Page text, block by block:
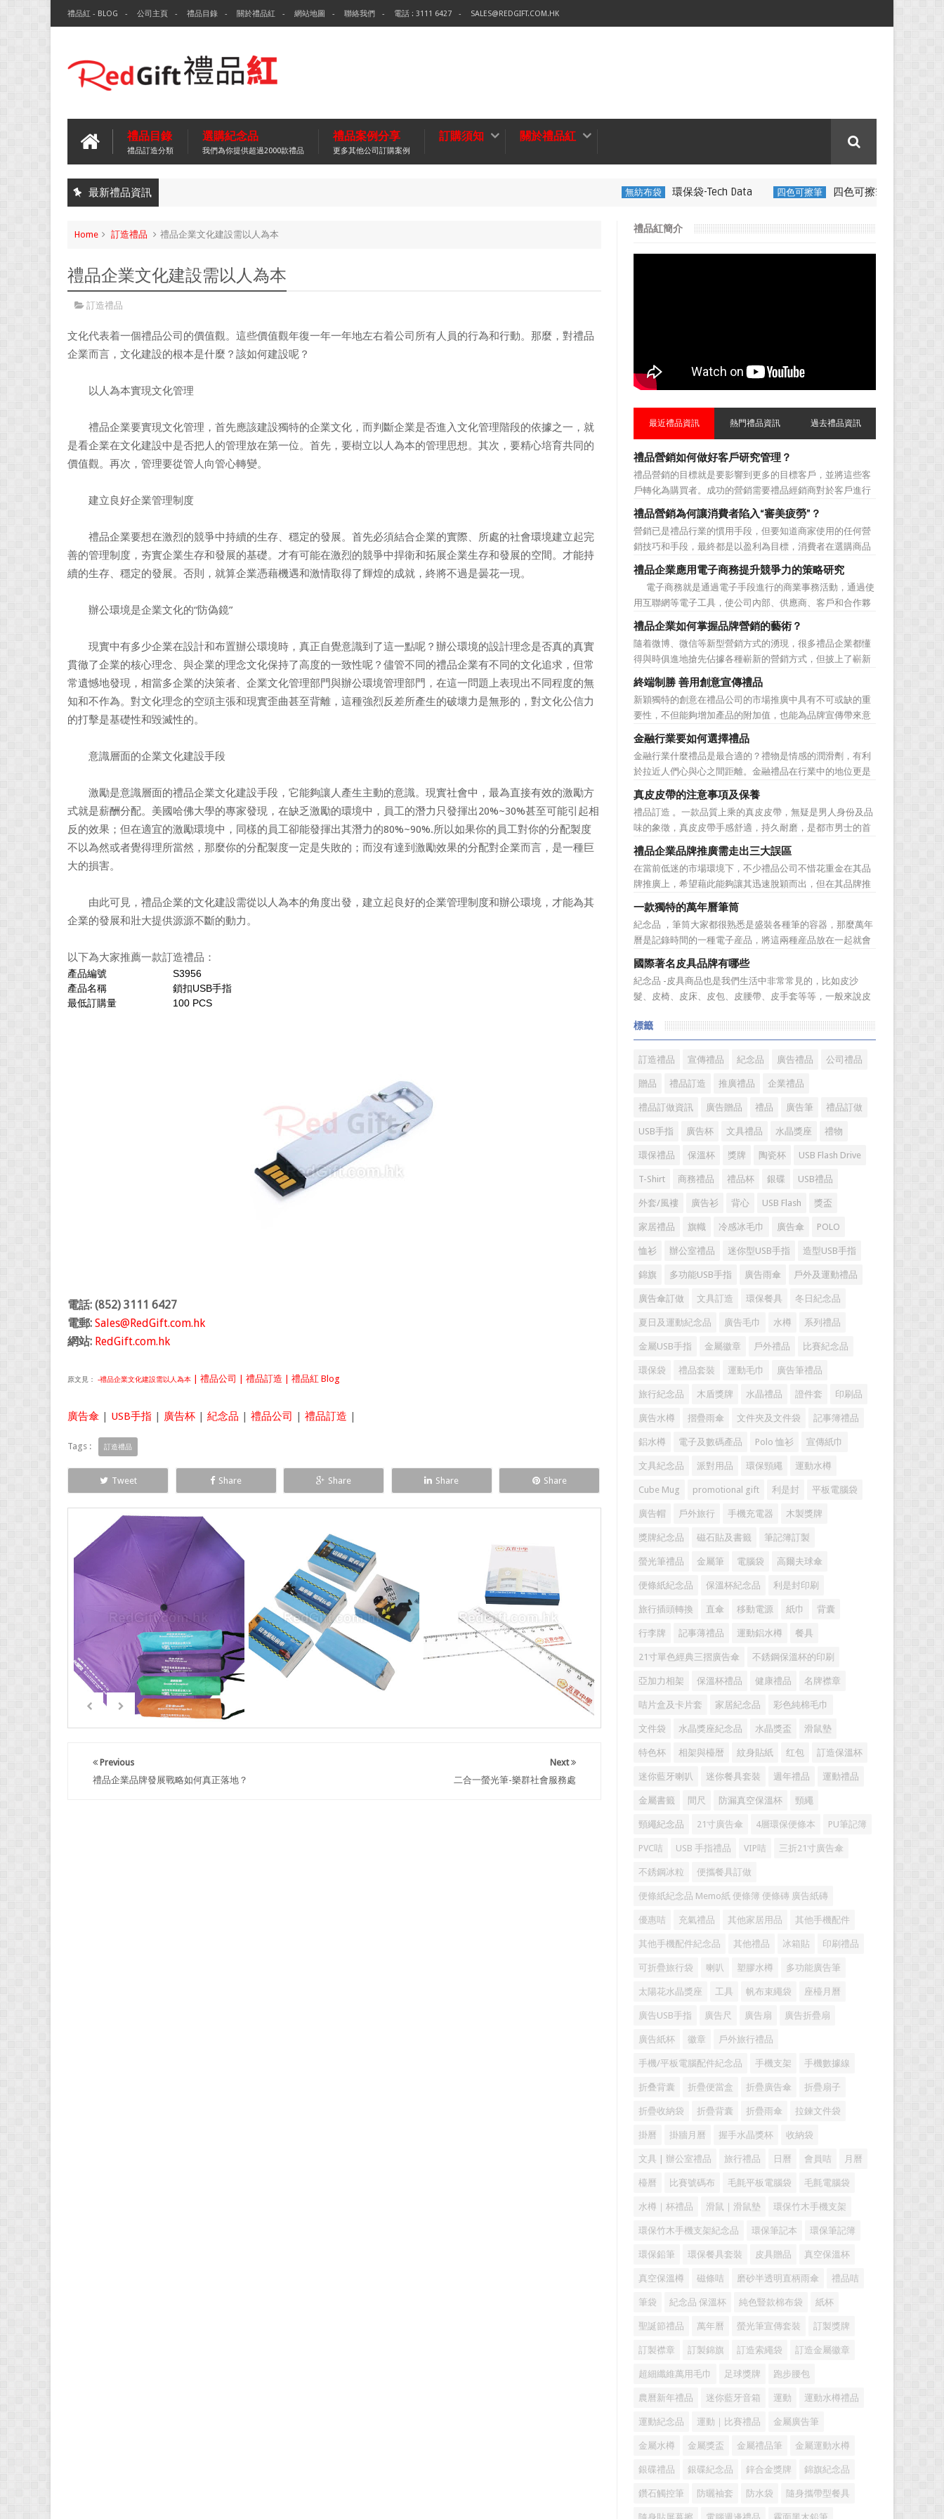
禮品紅 - BLOG 公司主頁 禮品目錄 關於禮品紅 網站地圖 聯絡我們 電話 : 3111 6427 SALES@REDGIFT.COM.HK
禮品目錄
禮品訂造分類
選購紀念品
我們為你提供超過2000款禮品
禮品案例分享
更多其他公司訂購案例
訂購須知 關於禮品紅
最新禮品資訊 環保袋-Tech Data 四色可擦筆 四色可擦筆-百通電纜 350ML 折疊矽膠
Home 訂造禮品 禮品企業文化建設需以人為本
禮品企業文化建設需以人為本
訂造禮品
文化代表着一個禮品公司的價值觀。這些價值觀年復一年一年地左右着公司所有人員的行為和行動。那麼，對禮品
企業而言，文化建設的根本是什麼？該如何建設呢？
以人為本實現文化管理
禮品企業要實現文化管理，首先應該建設獨特的企業文化，而判斷企業是否進入文化管理階段的依據之一，就
是看企業在文化建設中是否把人的管理放在第一位。首先，要樹立以人為本的管理思想。其次，要精心培育共同的
價值觀。再次，管理要從管人向管心轉變。
建立良好企業管理制度
禮品企業要想在激烈的競爭中持續的生存、穩定的發展。首先必須結合企業的實際、所處的社會環境建立起完
善的管理制度，夯實企業生存和發展的基礎。才有可能在激烈的競爭中捍衛和拓展企業生存和發展的空間。才能持
續的生存、穩定的發展。否則，就算企業憑藉機遇和激情取得了輝煌的成就，終將不過是曇花一現。
辦公環境是企業文化的“防偽鏡”
現實中有多少企業在設計和布置辦公環境時，真正自覺意識到了這一點呢？辦公環境的設計理念是否真的真實
貫徹了企業的核心理念、與企業的理念文化保持了高度的一致性呢？儘管不同的禮品企業有不同的文化追求，但常
常遺憾地發現，相當多企業的決策者、企業文化管理部門與辦公環境管理部門，在這一問題上表現出不同程度的無
知和不作為。對文化理念的空頭主張和現實歪曲甚至背離，這種強烈反差所產生的破壞力是無形的，對文化公信力
的打擊是基礎性和毀滅性的。
意識層面的企業文化建設手段
激勵是意識層面的禮品企業文化建設手段，它能夠讓人產生主動的意識。現實社會中，最為直接有效的激勵方
式就是薪酬分配。美國哈佛大學的專家發現，在缺乏激勵的環境中，員工的潛力只發揮出20%~30%甚至可能引起相
反的效果；但在適宜的激勵環境中，同樣的員工卻能發揮出其潛力的80%~90%.所以如果你的員工對你的分配製度
不以為然或者覺得理所當然，那麼你的分配製度一定是失敗的；而沒有達到激勵效果的分配對企業而言，是一種巨
大的損害。
由此可見，禮品企業的文化建設需從以人為本的角度出發，建立起良好的企業管理制度和辦公環境，才能為其
企業的發展和壯大提供源源不斷的動力。
以下為大家推薦一款訂造禮品：
產品編號
S3956
產品名稱
鎖扣USB手指
最低訂購量
100 PCS
電話: (852) 3111 6427
電郵: Sales@RedGift.com.hk
網站: RedGift.com.hk
原文見： -禮品企業文化建設需以人為本 | 禮品公司 | 禮品訂造 | 禮品紅 Blog
廣告傘 | USB手指 | 廣告杯 | 紀念品 | 禮品公司 | 禮品訂造 |
Tags : 訂造禮品
Tweet Share Share Share Share
Next
二合一螢光筆-樂群社會服務處
Previous
禮品企業品牌發展戰略如何真正落地？
禮品紅簡介
最近禮品資訊 熱門禮品資訊 過去禮品資訊
禮品營銷如何做好客戶研究管理？
禮品營銷的目標就是要影響到更多的目標客戶，並將這些客
戶轉化為購買者。成功的營銷需要禮品經銷商對於客戶進行
相應的分類，了解不同類型客戶的貢獻度，從而有的放矢的
制定相應的營銷對策，而這需要對於客戶研究方面更多地投
入，這不僅是銷售環節的事，也需要營銷管理策略的整體支
持。具體來說，有以下...
禮品營銷為何讓消費者陷入“審美疲勞”？
營銷已是禮品行業的慣用手段，但要知道商家使用的任何營
銷技巧和手段，最終都是以盈利為目標，消費者在選購商品
時最為關注的便是如何利用最低的費用購買到最超值的貨
品。在禮品公司使用常規的營銷方式的同時，消費者也不免
走陷入了“審美疲勞”。 編者總結了最讓消費者對禮品行
業營銷產生免疫...
禮品企業應用電子商務提升競爭力的策略研究
電子商務就是通過電子手段進行的商業事務活動，通過使
用互聯網等電子工具，使公司內部、供應商、客戶和合作夥
伴之間，利用電子業務共享信息，實現企業間業務流程的電
子化，配合企業內部的電子化生產管理系統，提高企業的生
產、庫存、流通和資金等各個環節的效率。它具有結構性、
動態性、社...
禮品企業如何掌握品牌營銷的藝術？
隨着微博、微信等新型營銷方式的湧現，很多禮品企業都懂
得與時俱進地搶先佔據各種嶄新的營銷方式，但披上了嶄新
的營銷軀殼，卻沒有掌握營銷的靈魂。要知道，營銷真正的
價值不是將品牌鋪設到消費者眼前，而是將品牌印到消費者
心裡 與消費者的心理距離的拉近，並不是一朝一夕的事
情，需要做好持...
終端制勝 善用創意宣傳禮品
新穎獨特的創意在禮品公司的市場推廣中具有不可或缺的重
要性，不但能夠增加產品的附加值，也能為品牌宣傳帶來意
想不到的促進作用。禮品公司如果能夠巧妙運用這些獨具創
意的宣傳禮品來提升宣傳技巧，在終端推廣中將更具競爭
力。 打火機、煙灰缸、鑰匙鏈、毛巾……當今市場上的
宣傳品幾乎是司空...
金融行業要如何選擇禮品
金融行業什麼禮品是最合適的？禮物是情感的潤滑劑，有利
於拉近人們心與心之間距離。金融禮品在行業中的地位更是
不容忽視，因為禮品即是企業形象的象徵，又是企業地位的
彰顯，同時對收禮人來說，一份禮物的永恆意義是語言難以
企及的。難怪有人曾說：再省也不能省禮物，再窮也不能窮
送禮。但是，禮品選擇...
真皮皮帶的注意事項及保養
禮品訂造 。一款品質上乘的真皮皮帶，無疑是男人身份及品
味的象徵，真皮皮帶手感舒適，持久耐磨，是都市男士的首
選。當你還在髮愁老爸生日禮物送什麼的時候，一款真皮皮
帶就是非常不錯的選擇。但是真皮皮帶如果疏於保養，也會
黯然失色，出現裂痕和破損的痕跡，今天小編就爲大家分享
真皮皮帶的注意事項...
禮品企業品牌推廣需走出三大誤區
在當前低迷的市場環境下，不少禮品公司不惜花重金在其品
牌推廣上，希望藉此能夠讓其迅速脫穎而出，但在其品牌推
廣的營銷管理思路上，也有許多禮品企業走入了幾大誤區而
無法自拔，這其中，最為常見的誤區有： 誤區一：不清
楚品牌到底在表達什麼 很多禮品企業在推廣品牌之前，
不知道到...
一款獨特的萬年曆筆筒
紀念品 ，筆筒大家都很熟悉是盛裝各種筆的容器，那麼萬年
曆是記錄時間的一種電子産品，將這兩種産品放在一起就會
組合成一個新的産品—萬年曆筆筒，今天小編就來爲您介紹
一款獨特的萬年曆筆筒。 筆筒美觀大方，他是採用皮
料、鐵架和鋁片做外觀，是一款多功能萬年曆筆筒，集時間
溫度，年、月...
國際著名皮具品牌有哪些
紀念品 -皮具商品也是我們生活中非常常見的，比如皮沙
髮、皮椅、皮床、皮包、皮腰帶、皮手套等等，一般來說皮
睞。國際著名皮具品牌有哪些?下麵就一起來了解一下吧!
國際著名皮具品牌： 1、路易·威登(LV) 創立於
1...
標籤
訂造禮品 宣傳禮品 紀念品 廣告禮品 公司禮品
贈品 禮品訂造 推廣禮品 企業禮品
禮品訂做資訊 廣告贈品 禮品 廣告筆 禮品訂做
USB手指 廣告杯 文具禮品 水晶獎座 禮物
環保禮品 保溫杯 獎牌 陶瓷杯 USB Flash Drive
T-Shirt 商務禮品 禮品杯 銀碟 USB禮品
外套/風褸 廣告衫 背心 USB Flash 獎盃
家居禮品 旗幟 冷感冰毛巾 廣告傘 POLO
恤衫 辦公室禮品 迷你型USB手指 造型USB手指
錦旗 多功能USB手指 廣告雨傘 戶外及運動禮品
廣告傘訂做 文具訂造 環保餐具 冬日紀念品
夏日及運動紀念品 廣告毛巾 水樽 系列禮品
金屬USB手指 金屬徽章 戶外禮品 比賽紀念品
環保袋 禮品套裝 運動毛巾 廣告筆禮品
旅行紀念品 木盾獎牌 水晶禮品 證件套 印刷品
廣告水樽 摺疊雨傘 文件夾及文件袋 記事簿禮品
鋁水樽 電子及數碼產品 Polo 恤衫 宣傳紙巾
文具紀念品 派對用品 環保頸繩 運動水樽
Cube Mug promotional gift 利是封 平板電腦袋
廣告帽 戶外旅行 手機充電器 木製獎牌
獎牌紀念品 磁石貼及書籤 筆記簿訂製
螢光筆禮品 金屬筆 電腦袋 高爾夫球傘
便條紙紀念品 保溫杯紀念品 利是封印刷
旅行插頭轉換 直傘 移動電源 紙巾 背囊
行李牌 記事薄禮品 運動鋁水樽 餐具
21寸單色經典三摺廣告傘 不銹鋼保溫杯的印刷
亞加力相架 保溫杯禮品 健康禮品 名牌襟章
咭片盒及卡片套 家居紀念品 彩色純棉毛巾
文件袋 水晶獎座紀念品 水晶獎盃 滑鼠墊
特色杯 相架與檯暦 紋身貼紙 红包 訂造保溫杯
迷你藍牙喇叭 迷你餐具套裝 週年禮品 運動禮品
金屬書籤 間尺 防漏真空保溫杯 頸繩
頸繩紀念品 21寸廣告傘 4層環保便條本 PU筆記簿
PVC咭 USB 手指禮品 VIP咭 三折21寸廣告傘
不銹鋼冰粒 便攜餐具訂做
便條紙紀念品 Memo紙 便條簿 便條磚 廣告紙磚
優惠咭 充氣禮品 其他家居用品 其他手機配件
其他手機配件紀念品 其他禮品 冰箱貼 印刷禮品
可折疊旅行袋 喇叭 塑膠水樽 多功能廣告筆
太陽花水晶獎座 工具 帆布束繩袋 座檯月曆
廣告USB手指 廣告尺 廣告扇 廣告折疊扇
廣告紙杯 徽章 戶外旅行禮品
手機/平板電腦配件紀念品 手機支架 手機數據線
折叠背囊 折疊便當盒 折疊廣告傘 折疊扇子
折疊收納袋 折疊背囊 折疊雨傘 拉鍊文件袋
掛曆 掛牆月曆 握手水晶獎杯 收納袋
文具 | 辦公室禮品 旅行禮品 日曆 會員咭 月曆
檯曆 比賽號碼布 毛氈平板電腦袋 毛氈電腦袋
水樽｜杯禮品 滑鼠｜滑鼠墊 環保竹木手機支架
環保竹木手機支架紀念品 環保筆記本 環保筆記簿
環保鉛筆 環保餐具套裝 皮具贈品 真空保溫杯
真空保溫樽 磁條咭 磨砂半透明直柄雨傘 禮品咭
筆袋 紀念品 保溫杯 純色豎款棉布袋 紙杯
聖誕節禮品 萬年曆 螢光筆宣傳套裝 訂製獎牌
訂製襟章 訂製錦旗 訂造索繩袋 訂造金屬徽章
超細纖維萬用毛巾 足球獎牌 跑步腰包
農曆新年禮品 迷你藍牙音箱 運動 運動水樽禮品
運動紀念品 運動｜比賽禮品 金屬廣告筆
金屬水樽 金屬獎盃 金屬禮品筆 金屬運動水樽
銀碟禮品 銀碟紀念品 鋅合金獎牌 錦旗紀念品
鑽石觸控筆 防曬袖套 防水袋 隨身攜帶型餐具